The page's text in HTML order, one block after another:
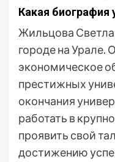
Какая
Жильцова
городе на Урале.
экономическое
престижных
окончания
работать в
проявить свой
достижению